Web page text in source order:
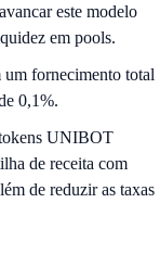
este modelo
em pools.
fornecimento total
0,1%.
UNIBOT
de receita com
de reduzir as taxas